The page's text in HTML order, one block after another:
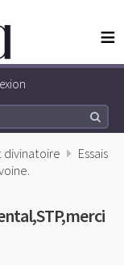
≡
divinatoire
Essais